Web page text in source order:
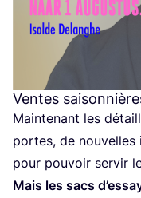
Ventes
Main­te­nant les
portes, de
pour pou­voir ser­vir
Mais les sacs